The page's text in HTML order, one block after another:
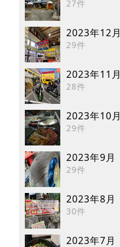
27件
2023年12月
29件
2023年11月
28件
2023年10月
29件
2023年9月
29件
2023年8月
30件
2023年7月